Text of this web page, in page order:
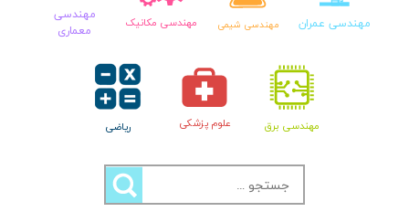
مهندسی عمران مهندسی شیمی مهندسی مکانیک
مهندسی
معماری
مهندسی برق علوم پزشکی ریاضی
جستجو
برای: